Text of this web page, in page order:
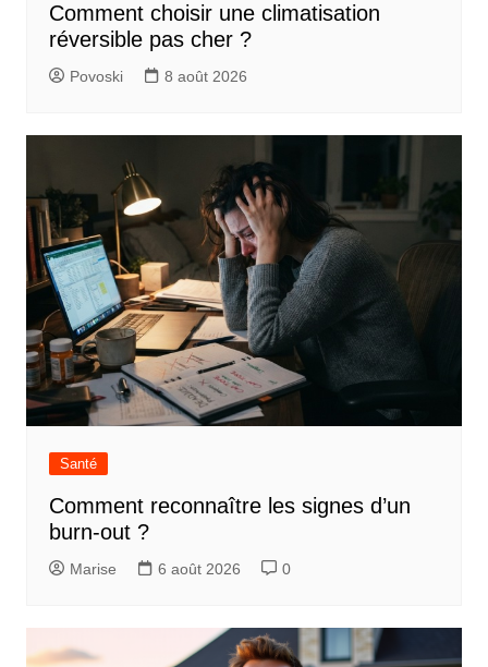
Comment choisir une climatisation
réversible pas cher ?
Povoski 8 août 2026
Santé
Comment reconnaître les signes d’un
burn-out ?
Marise 6 août 2026 0